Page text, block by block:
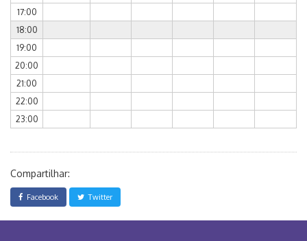
17:00
18:00
19:00
20:00
21:00
22:00
23:00
Compartilhar:
Facebook Twitter